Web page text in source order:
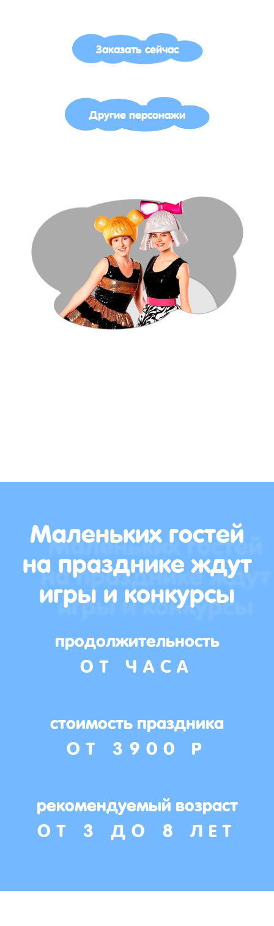
Заказать сейчас
Другие персонажи
Маленьких гостей
на празднике ждут
игры и конкурсы
продолжительность
ОТ ЧАСА
стоимость праздника
ОТ 3900 Р
рекомендуемый возраст
ОТ 3 ДО 8 ЛЕТ